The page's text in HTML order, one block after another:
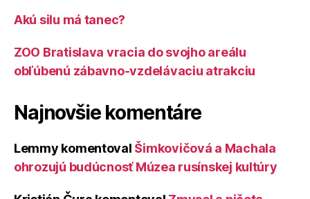
Akú silu má tanec?
ZOO Bratislava vracia do svojho areálu
obľúbenú zábavno-vzdelávaciu atrakciu
Najnovšie komentáre
Lemmy komentoval Šimkovičová a Machala
ohrozujú budúcnosť Múzea rusínskej kultúry